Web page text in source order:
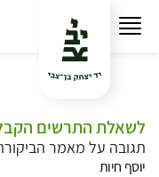
לשאלת התרשים
תגובה על מאמר
יוסף חיות